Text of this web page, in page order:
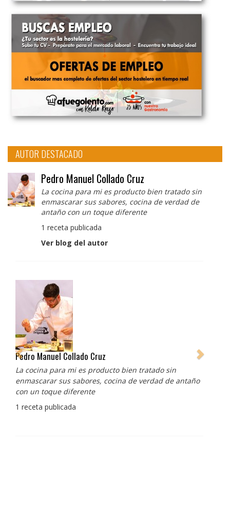
AUTOR DESTACADO
Pedro Manuel Collado Cruz
La cocina para mi es producto bien tratado sin
enmascarar sus sabores, cocina de verdad de
antaño con un toque diferente
1 receta publicada
Ver blog del autor
Pedro Manuel Collado Cruz
La cocina para mi es producto bien tratado sin
enmascarar sus sabores, cocina de verdad de antaño
con un toque diferente
1 receta publicada